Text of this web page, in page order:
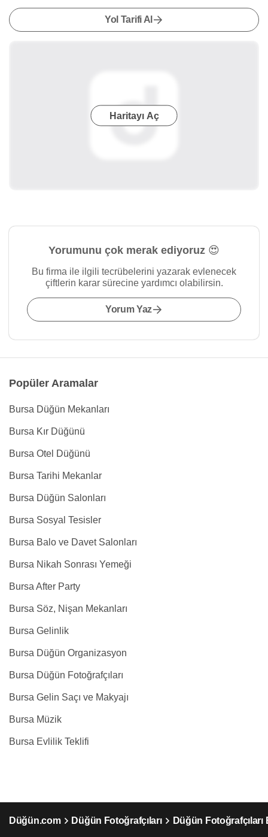
Yol Tarifi Al
Haritayı Aç
Yorumunu çok merak ediyoruz 😍
Bu firma ile ilgili tecrübelerini yazarak evlenecek
çiftlerin karar sürecine yardımcı olabilirsin.
Yorum Yaz
Popüler Aramalar
Bursa Düğün Mekanları
Bursa Kır Düğünü
Bursa Otel Düğünü
Bursa Tarihi Mekanlar
Bursa Düğün Salonları
Bursa Sosyal Tesisler
Bursa Balo ve Davet Salonları
Bursa Nikah Sonrası Yemeği
Bursa After Party
Bursa Söz, Nişan Mekanları
Bursa Gelinlik
Bursa Düğün Organizasyon
Bursa Düğün Fotoğrafçıları
Bursa Gelin Saçı ve Makyajı
Bursa Müzik
Bursa Evlilik Teklifi
Düğün.com Düğün Fotoğrafçıları Düğün Fotoğrafçıları